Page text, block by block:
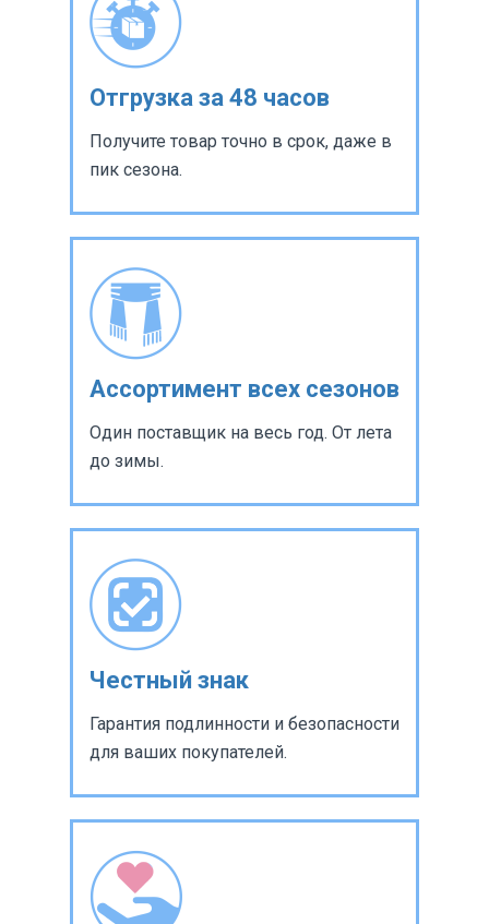
Отгрузка за 48 часов
Получите товар точно в срок, даже в
пик сезона.
Ассортимент всех сезонов
Один поставщик на весь год. От лета
до зимы.
Честный знак
Гарантия подлинности и безопасности
для ваших покупателей.